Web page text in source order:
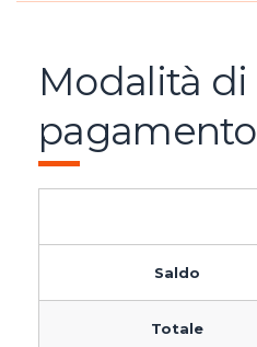
Modalità di
pagamento
Saldo
Totale